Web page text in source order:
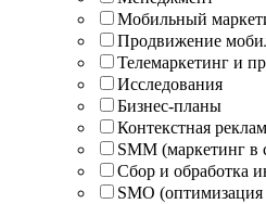
Мобильный
Продвижение
Телемаркетинг и
Исследования
Бизнес-планы
Контекстная
SMM (маркетинг в
Сбор и обработка
SMO (оптимизация